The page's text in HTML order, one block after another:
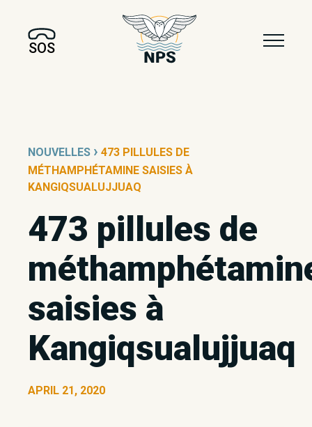
SOS
NOUVELLES › 473 PILLULES DE
MÉTHAMPHÉTAMINE SAISIES À
KANGIQSUALUJJUAQ
473 pillules de
saisies à
Kangiqsualujjuaq
APRIL 21, 2020